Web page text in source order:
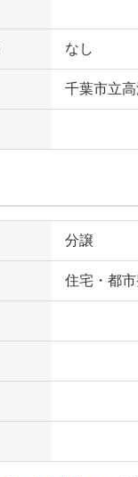
なし
千葉市立
分譲
住宅・都